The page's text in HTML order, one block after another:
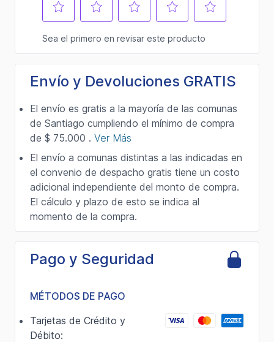
Envío y Devoluciones GRATIS
El envío es gratis a la mayoría de las comunas
de Santiago cumpliendo el mínimo de compra
de $ 75.000 . Ver Más
El envío a comunas distintas a las indicadas en
el convenio de despacho gratis tiene un costo
adicional independiente del monto de compra.
El cálculo y plazo de esto se indica al
momento de la compra.
Pago y Seguridad
MÉTODOS DE PAGO
Tarjetas de Crédito y
Débito: